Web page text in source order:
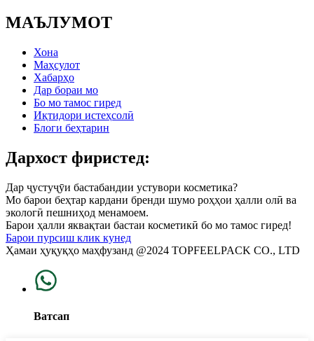
МАЪЛУМОТ
Хона
Маҳсулот
Хабарҳо
Дар бораи мо
Бо мо тамос гиред
Иқтидори истеҳсолӣ
Блоги беҳтарин
Дархост фиристед:
Дар ҷустуҷӯи бастабандии устувори косметика?
Мо барои беҳтар кардани бренди шумо роҳҳои ҳалли олӣ ва
экологӣ пешниҳод менамоем.
Барои ҳалли яквақтаи бастаи косметикӣ бо мо тамос гиред!
Барои пурсиш клик кунед
Ҳамаи ҳуқуқҳо маҳфузанд @2024 TOPFEELPACK CO., LTD
Ватсап